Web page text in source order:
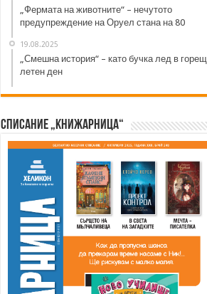
„Фермата на животните“ – нечутото
предупреждение на Оруел стана на 80
19.08.2025
„Смешна история“ – като бучка лед в горещ
летен ден
Списание „Книжарница“